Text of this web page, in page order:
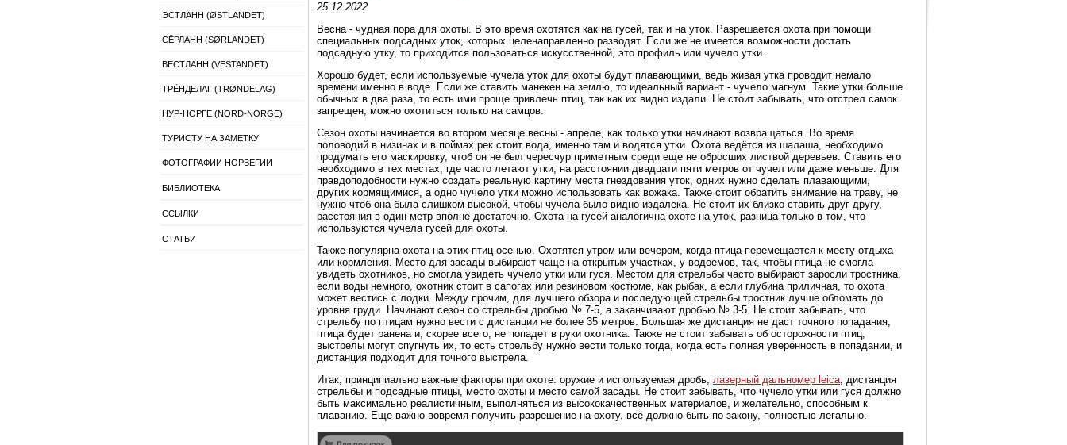
ЭСТЛАНН (ØSTLANDET)
СЁРЛАНН (SØRLANDET)
ВЕСТЛАНН (VESTANDET)
ТРЁНДЕЛАГ (TRØNDELAG)
НУР-НОРГЕ (NORD-NORGE)
ТУРИСТУ НА ЗАМЕТКУ
ФОТОГРАФИИ НОРВЕГИИ
БИБЛИОТЕКА
ССЫЛКИ
СТАТЬИ
25.12.2022
Весна - чудная пора для охоты. В это время охотятся как на гусей, так и на уток. Разрешается охота при помощи
специальных подсадных уток, которых целенаправленно разводят. Если же не имеется возможности достать
подсадную утку, то приходится пользоваться искусственной, это профиль или чучело утки.
Хорошо будет, если используемые чучела уток для охоты будут плавающими, ведь живая утка проводит немало
времени именно в воде. Если же ставить манекен на землю, то идеальный вариант - чучело магнум. Такие утки больше
обычных в два раза, то есть ими проще привлечь птиц, так как их видно издали. Не стоит забывать, что отстрел самок
запрещен, можно охотиться только на самцов.
Сезон охоты начинается во втором месяце весны - апреле, как только утки начинают возвращаться. Во время
половодий в низинах и в поймах рек стоит вода, именно там и водятся утки. Охота ведётся из шалаша, необходимо
продумать его маскировку, чтоб он не был чересчур приметным среди еще не обросших листвой деревьев. Ставить его
необходимо в тех местах, где часто летают утки, на расстоянии двадцати пяти метров от чучел или даже меньше. Для
правдоподобности нужно создать реальную картину места гнездования уток, одних нужно сделать плавающими,
других кормящимися, а одно чучело утки можно использовать как вожака. Также стоит обратить внимание на траву, не
нужно чтоб она была слишком высокой, чтобы чучела было видно издалека. Не стоит их близко ставить друг другу,
расстояния в один метр вполне достаточно. Охота на гусей аналогична охоте на уток, разница только в том, что
используются чучела гусей для охоты.
Также популярна охота на этих птиц осенью. Охотятся утром или вечером, когда птица перемещается к месту отдыха
или кормления. Место для засады выбирают чаще на открытых участках, у водоемов, так, чтобы птица не смогла
увидеть охотников, но смогла увидеть чучело утки или гуся. Местом для стрельбы часто выбирают заросли тростника,
если воды немного, охотник стоит в сапогах или резиновом костюме, как рыбак, а если глубина приличная, то охота
может вестись с лодки. Между прочим, для лучшего обзора и последующей стрельбы тростник лучше обломать до
уровня груди. Начинают сезон со стрельбы дробью № 7-5, а заканчивают дробью № 3-5. Не стоит забывать, что
стрельбу по птицам нужно вести с дистанции не более 35 метров. Большая же дистанция не даст точного попадания,
птица будет ранена и, скорее всего, не попадет в руки охотника. Также не стоит забывать об осторожности птиц,
выстрелы могут спугнуть их, то есть стрельбу нужно вести только тогда, когда есть полная уверенность в попадании, и
дистанция подходит для точного выстрела.
Итак, принципиально важные факторы при охоте: оружие и используемая дробь, лазерный дальномер leica, дистанция
стрельбы и подсадные птицы, место охоты и место самой засады. Не стоит забывать, что чучело утки или гуся должно
быть максимально реалистичным, выполняться из высококачественных материалов, и желательно, способным к
плаванию. Еще важно вовремя получить разрешение на охоту, всё должно быть по закону, полностью легально.